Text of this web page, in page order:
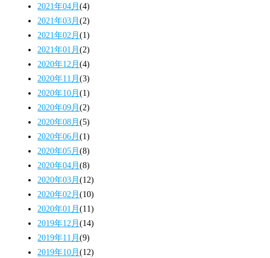
2021年04月(4)
2021年03月(2)
2021年02月(1)
2021年01月(2)
2020年12月(4)
2020年11月(3)
2020年10月(1)
2020年09月(2)
2020年08月(5)
2020年06月(1)
2020年05月(8)
2020年04月(8)
2020年03月(12)
2020年02月(10)
2020年01月(11)
2019年12月(14)
2019年11月(9)
2019年10月(12)